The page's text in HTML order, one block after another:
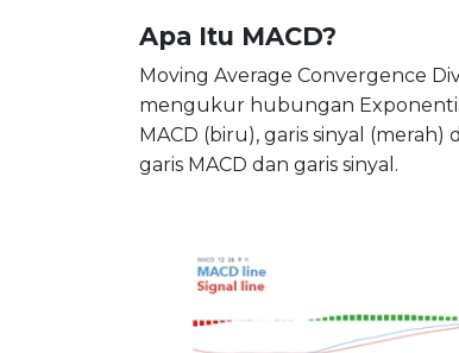
Apa Itu MACD?
Moving Average Convergence
mengukur hubungan
MACD (biru), garis sinyal
garis MACD dan garis sinyal.